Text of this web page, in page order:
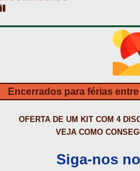
PRODUTOS ECOLÓGICOS
DE BETÃO COM FERRO À
TERMOS E CONDIÇÕESTINTA
Encerrados para férias
OFERTA DE UM KIT COM 4
VEJA COMO
Siga-nos